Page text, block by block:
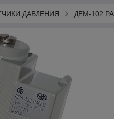
ДАВЛЕНИЯ ДЕМ-102